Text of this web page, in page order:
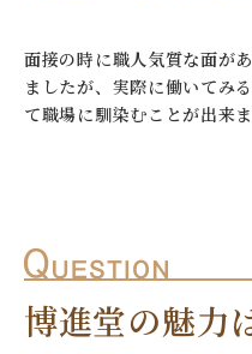
面接の時に職人気質な面が
ましたが、実際に働いてみ
て職場に馴染むことが出来ま
博進堂の魅力